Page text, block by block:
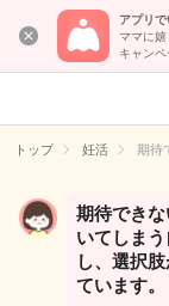
アプリで
ママに嬉
キャンペ
トップ 妊活 期待
期待でき
いてしま
し、選択
ています。